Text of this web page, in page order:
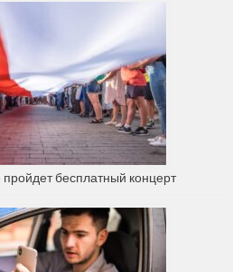
бесплатный концерт